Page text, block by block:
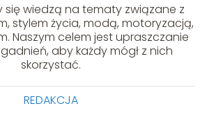
się wiedzą na tematy związane z
stylem życia, modą, motoryzacją,
Naszym celem jest upraszczanie
aby każdy mógł z nich
skorzystać.
REDAKCJA